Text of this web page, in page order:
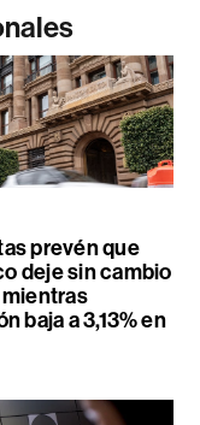
prevén que
deje sin cambio
mientras
baja a 3,13% en